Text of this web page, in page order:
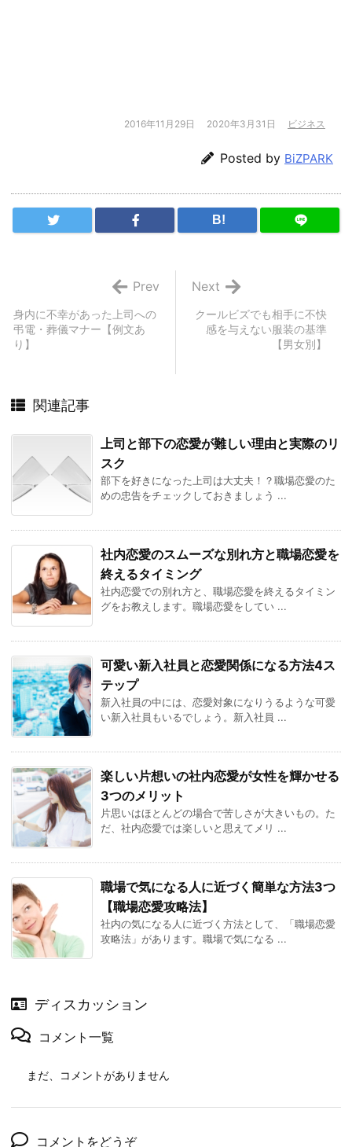
2016年11月29日 2020年3月31日 ビジネス
Posted by BiZPARK
B!
クールビズでも相手に不快
感を与えない服装の基準
【男女別】
Next
身内に不幸があった上司への
弔電・葬儀マナー【例文あ
り】
Prev
関連記事
上司と部下の恋愛が難しい理由と実際のリ
スク
部下を好きになった上司は大丈夫！？職場恋愛のた
めの忠告をチェックしておきましょう ...
社内恋愛のスムーズな別れ方と職場恋愛を
終えるタイミング
社内恋愛での別れ方と、職場恋愛を終えるタイミン
グをお教えします。職場恋愛をしてい ...
可愛い新入社員と恋愛関係になる方法4ス
テップ
新入社員の中には、恋愛対象になりうるような可愛
い新入社員もいるでしょう。新入社員 ...
楽しい片想いの社内恋愛が女性を輝かせる
3つのメリット
片思いはほとんどの場合で苦しさが大きいもの。た
だ、社内恋愛では楽しいと思えてメリ ...
職場で気になる人に近づく簡単な方法3つ
【職場恋愛攻略法】
社内の気になる人に近づく方法として、「職場恋愛
攻略法」があります。職場で気になる ...
ディスカッション
コメント一覧
まだ、コメントがありません
コメントをどうぞ